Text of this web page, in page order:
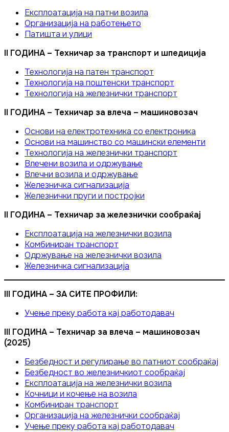
Експлоатација на патни возила
Организација на работењето
Патишта и улици
II ГОДИНА – Техничар за транспорт и шпедиција
Технологија на патен транспорт
Технологија на поштенски транспорт
Технологија на железнички транспорт
II ГОДИНА – Техничар за влеча – машиновозач
Основи на електротехника со електроника
Основи на машинство со машински елементи
Технологија на железнички транспорт
Влечени возила и одржување
Влечни возила и одржување
Железничка сигнализација
Железнички пруги и постројки
II ГОДИНА – Техничар за железнички сообраќај
Експлоатација на железнички возила
Комбиниран транспорт
Одржување на железнички возила
Железничка сигнализација
III ГОДИНА – ЗА СИТЕ ПРОФИЛИ:
Учење преку работа кај работодавач
III ГОДИНА – Техничар за влеча – машиновозач
(2025)
Безбедност и регулирање во патниот сообраќај
Безбедност во железничкиот сообраќај
Експлоатација на железнички возила
Кочници и кочење на возила
Комбиниран транспорт
Организација на железнички сообраќај
Учење преку работа кај работодавач